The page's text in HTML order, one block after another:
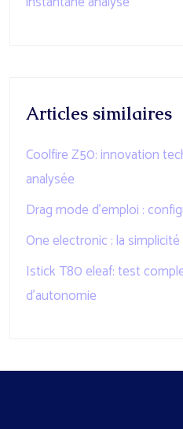
Articles similaires
Coolfire Z50: innovation
analysée
Drag mode d’emploi :
One electronic : la
Istick T80 eleaf: test
d’autonomie